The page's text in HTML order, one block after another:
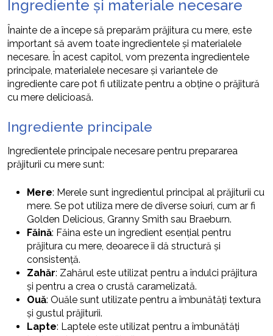
Ingrediente și materiale necesare
Înainte de a începe să preparăm prăjitura cu mere, este
important să avem toate ingredientele și materialele
necesare. În acest capitol, vom prezenta ingredientele
principale, materialele necesare și variantele de
ingrediente care pot fi utilizate pentru a obține o prăjitură
cu mere delicioasă.
Ingrediente principale
Ingredientele principale necesare pentru prepararea
prăjiturii cu mere sunt:
Mere: Merele sunt ingredientul principal al prăjiturii cu
mere. Se pot utiliza mere de diverse soiuri, cum ar fi
Golden Delicious, Granny Smith sau Braeburn.
Făină: Făina este un ingredient esențial pentru
prăjitura cu mere, deoarece îi dă structură și
consistență.
Zahăr: Zahărul este utilizat pentru a îndulci prăjitura
și pentru a crea o crustă caramelizată.
Ouă: Ouăle sunt utilizate pentru a îmbunătăți textura
și gustul prăjiturii.
Lapte: Laptele este utilizat pentru a îmbunătăți